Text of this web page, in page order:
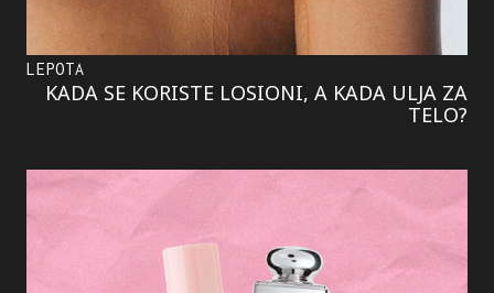
LEPOTA
KADA SE KORISTE LOSIONI, A KADA ULJA ZA
TELO?